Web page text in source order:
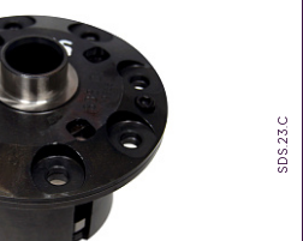
SDS.23.C